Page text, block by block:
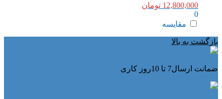
12,800,000 تومان
0
مقایسه
بازگشت به بالا
ضمانت ارسال7 تا 10روز کاری